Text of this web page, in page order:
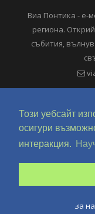
Този уебсайт
осигури
интеракция.
Виа Понтика - е-
региона.
събития,
Copyright © 2018-
За